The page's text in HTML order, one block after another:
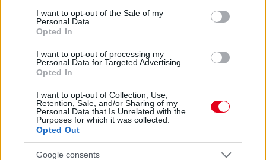
consent section.
I want to opt-out of the Sale of my
Personal Data.
Opted In
I want to opt-out of processing my
Personal Data for Targeted Advertising.
Opted In
I want to opt-out of Collection, Use,
Retention, Sale, and/or Sharing of my
Personal Data that Is Unrelated with the
Purposes for which it was collected.
Opted Out
Google consents
16 órája
Sajtó: Az Aston Martintól érkezik Lambiase utódja a Red
Bullhoz?